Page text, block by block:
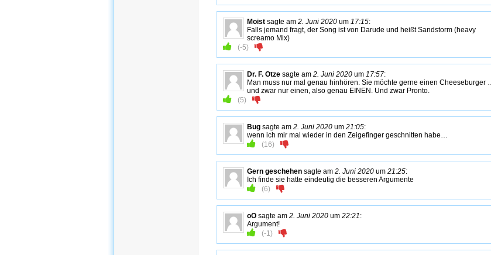
Moist sagte am 2. Juni 2020 um 17:15:
Falls jemand fragt, der Song ist von Darude und heißt Sandstorm (heavy
screamo Mix)
(-5)
Dr. F. Otze sagte am 2. Juni 2020 um 17:57:
Man muss nur mal genau hinhören: Sie möchte gerne einen Cheeseburger …
und zwar nur einen, also genau EINEN. Und zwar Pronto.
(5)
Bug sagte am 2. Juni 2020 um 21:05:
wenn ich mir mal wieder in den Zeigefinger geschnitten habe…
(16)
Gern geschehen sagte am 2. Juni 2020 um 21:25:
Ich finde sie hatte eindeutig die besseren Argumente
(6)
oO sagte am 2. Juni 2020 um 22:21 :
Argument!
(-1 )